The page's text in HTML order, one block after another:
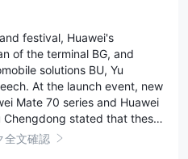
cut off 70% of the
(CCTV International News)
in western Ukraine
on critical
of the electrical utilities
News)
festival, Huawei's
of the terminal BG, and
solutions BU, Yu
At the launch event, new
Mate 70 series and Huawei
Chengdong stated that these
4.3 and native
festival, Huawei's
of the terminal BG,
automobile solutions
a speech. At the
such as the Huawei
Mate X6 were
stated that these two
全文確認